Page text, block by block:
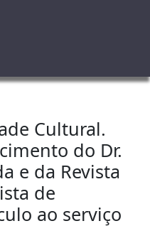
Cultural.
do Dr.
e da Revista
de
ao serviço